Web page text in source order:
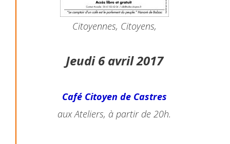
Citoyennes, Citoyens,
Jeudi 6 avril 2017
Café Citoyen de Castres
aux Ateliers, à partir de 20h.